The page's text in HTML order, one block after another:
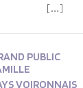
[…]
PUBLIC
VOIRONNAIS